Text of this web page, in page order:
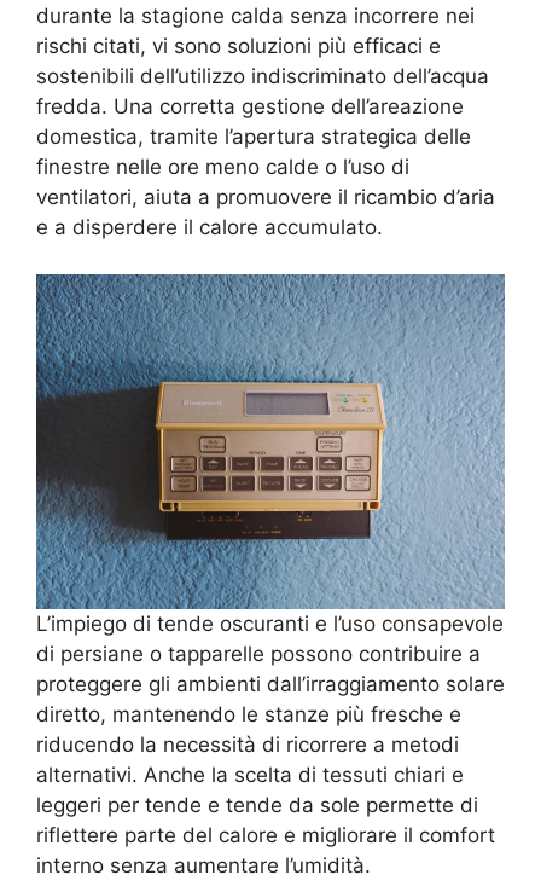
durante la stagione calda senza incorrere nei
rischi citati, vi sono soluzioni più efficaci e
sostenibili dell’utilizzo indiscriminato dell’acqua
fredda. Una corretta gestione dell’areazione
domestica, tramite l’apertura strategica delle
finestre nelle ore meno calde o l’uso di
ventilatori, aiuta a promuovere il ricambio d’aria
e a disperdere il calore accumulato.
L’impiego di tende oscuranti e l’uso consapevole
di persiane o tapparelle possono contribuire a
proteggere gli ambienti dall’irraggiamento solare
diretto, mantenendo le stanze più fresche e
riducendo la necessità di ricorrere a metodi
alternativi. Anche la scelta di tessuti chiari e
leggeri per tende e tende da sole permette di
riflettere parte del calore e migliorare il comfort
interno senza aumentare l’umidità.